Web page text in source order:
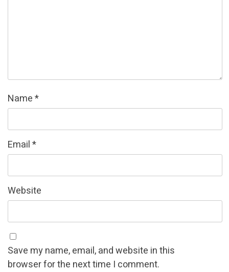
Name*
Email*
Website
Save my name, email, and website in this
browser for the next time I comment.